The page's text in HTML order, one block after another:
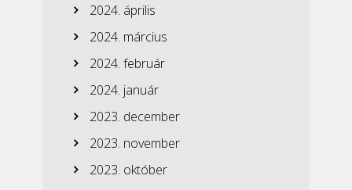
2024. április
2024. március
2024. február
2024. január
2023. december
2023. november
2023. október